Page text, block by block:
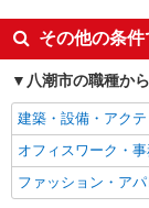
同じ特徴から八
入社日応相談
経験者・有資格者
女性活躍中
フリーター歓迎
ブランクOK
その他の条
八潮市の職種か
建築・設備・アク
オフィスワーク・
ファッション・ア